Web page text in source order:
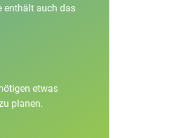
enthält auch das
etwas
planen.